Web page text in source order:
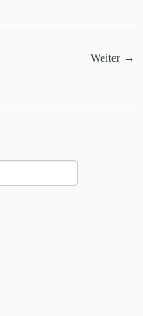
Weiter →